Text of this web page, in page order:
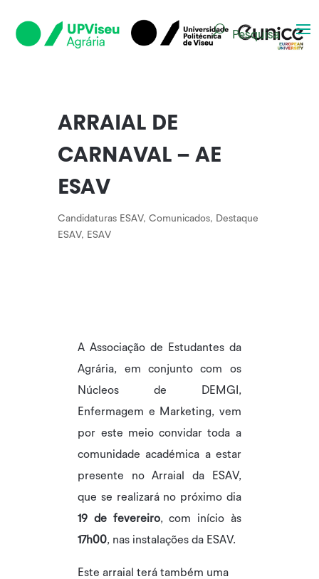
Pesquisa
ARRAIAL DE
CARNAVAL – AE
ESAV
Candidaturas ESAV, Comunicados, Destaque
ESAV, ESAV
A Associação de Estudantes da
Agrária, em conjunto com os
Núcleos de DEMGI,
Enfermagem e Marketing, vem
por este meio convidar toda a
comunidade académica a estar
presente no Arraial da ESAV,
que se realizará no próximo dia
19 de fevereiro, com início às
17h00, nas instalações da ESAV.
Este arraial terá também uma